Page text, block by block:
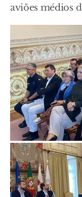
aviões médios